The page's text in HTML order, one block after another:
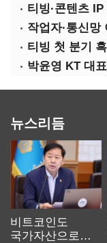
뉴스리듬
비트코인도
국가자산으로…'